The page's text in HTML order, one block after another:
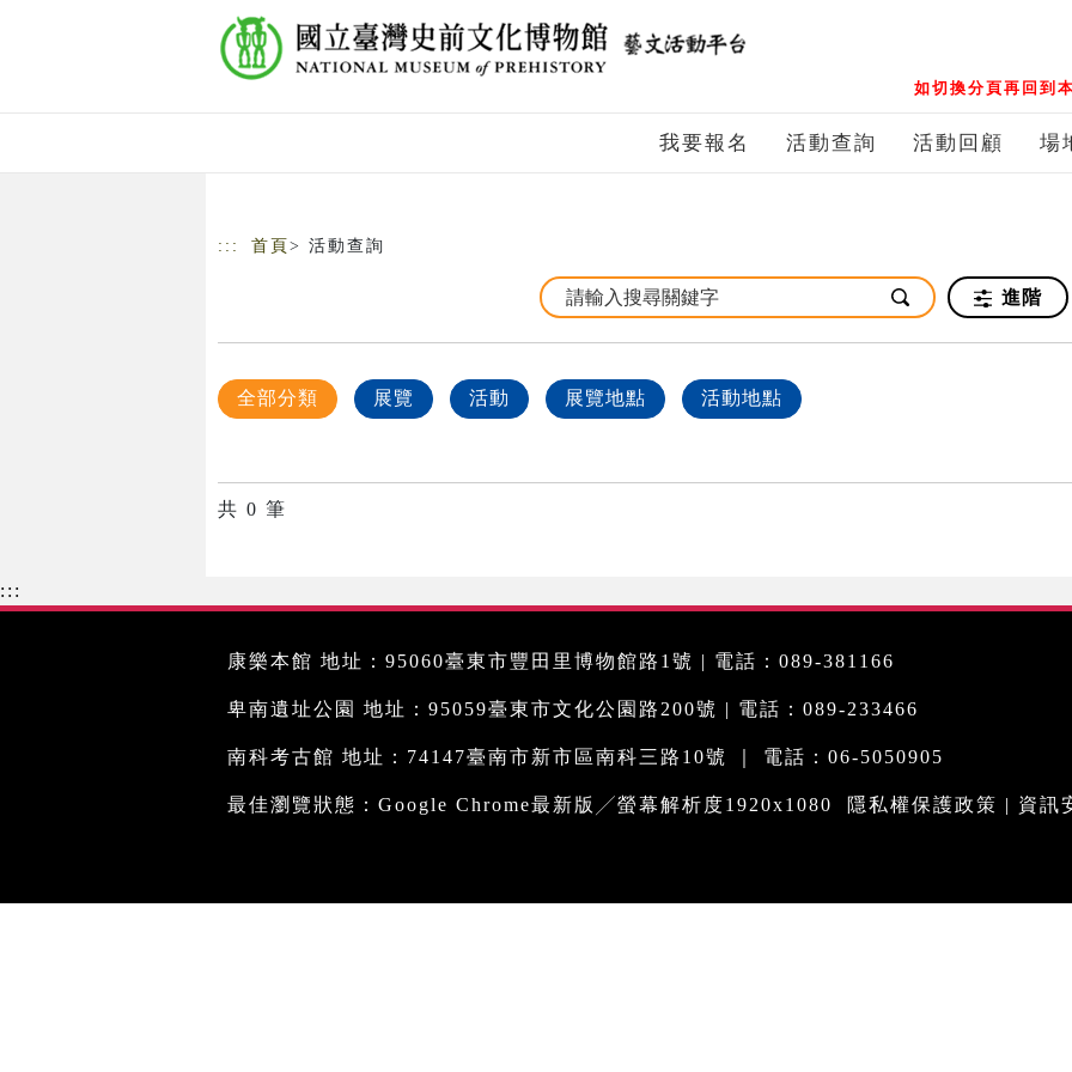
如切換分頁再回到
我要報名 活動查詢 活動回顧 場
::: 首頁 > 活動查詢
進階
全部分類 展覽 活動 展覽地點 活動地點
共 0 筆
:::
康樂本館 地址：95060臺東市豐田里博物館路1號 | 電話：089-381166
卑南遺址公園 地址：95059臺東市文化公園路200號 | 電話：089-233466
南科考古館 地址：74147臺南市新市區南科三路10號 ｜ 電話：06-5050905
最佳瀏覽狀態：Google Chrome最新版╱螢幕解析度1920x1080 隱私權保護政策 | 資訊